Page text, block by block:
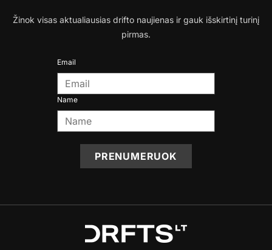
Žinok visas aktualiausias drifto naujienas ir gauk išskirtinį turinį
pirmas.
Email
Name
PRENUMERUOK